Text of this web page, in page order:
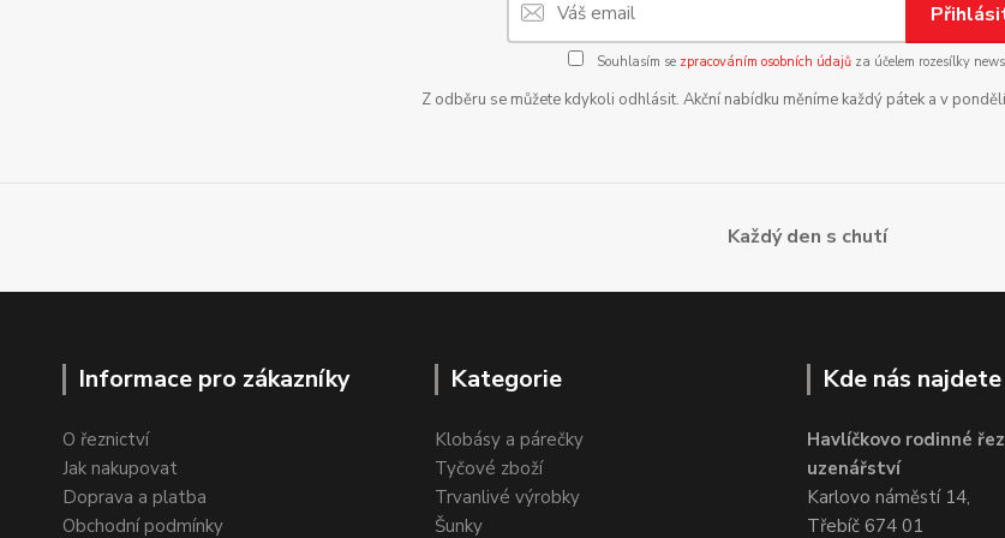
Souhlasím se zpracováním osobních údajůza účelem rozesílky
Z odběru se můžete kdykoli odhlásit. Akční nabídku měníme každý pátek a v
Každý den s chutí
Informace pro zákazníky
O řeznictví
Jak nakupovat
Doprava a platba
Obchodní podmínky
Kategorie
Klobásy a párečky
Tyčové zboží
Trvanlivé výrobky
Šunky
Kde nás najdete
Havlíčkovo rodinné
uzenářství
Karlovo náměstí 14,
Třebíč 674 01